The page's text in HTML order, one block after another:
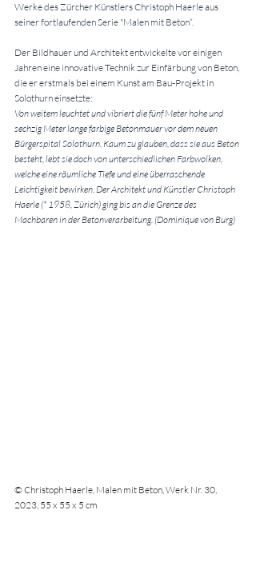
Werke des Zürcher Künstlers Christoph Haerle aus
seiner fortlaufenden Serie "Malen mit Beton“.
Der Bildhauer und Architekt entwickelte vor einigen
Jahren eine innovative Technik zur Einfärbung von Beton,
die er erstmals bei einem Kunst am Bau-Projekt in
Solothurn einsetzte:
Von weitem leuchtet und vibriert die fünf Meter hohe und
sechzig Meter lange farbige Betonmauer vor dem neuen
Bürgerspital Solothurn. Kaum zu glauben, dass sie aus Beton
besteht, lebt sie doch von unterschiedlichen Farbwolken,
welche eine räumliche Tiefe und eine überraschende
Leichtigkeit bewirken. Der Architekt und Künstler Christoph
Haerle (* 1958, Zürich) ging bis an die Grenze des
Machbaren in der Betonverarbeitung. (Dominique von Burg)
© Christoph Haerle, Malen mit Beton, Werk Nr. 30,
2023, 55 x 55 x 5 cm